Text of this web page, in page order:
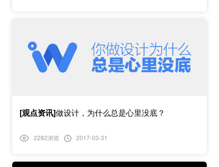
[观点资讯]做设计，为什么总是心里没底？
2282浏览 2017-03-31